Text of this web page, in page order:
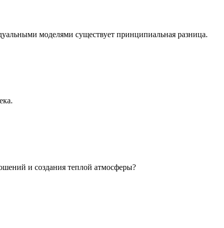
моделями существует принципиальная разница.
и создания теплой атмосферы?